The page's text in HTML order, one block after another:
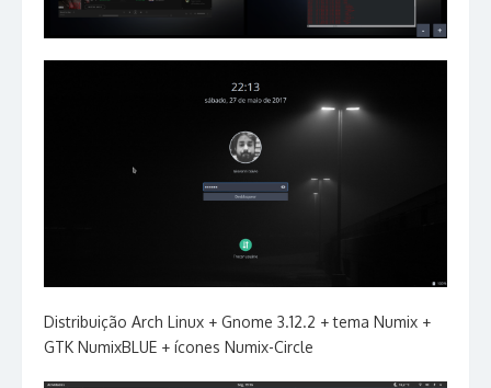
Distribuição Arch Linux + Gnome 3.12.2 + tema Numix +
GTK NumixBLUE + ícones Numix-Circle